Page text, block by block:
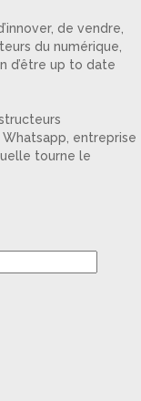
de vendre,
du numérique,
d’être up to date
entreprise
tourne le